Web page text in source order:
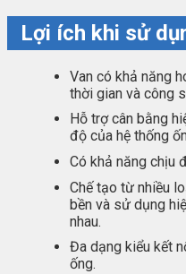
Lợi ích khi sử
Van có khả năng
thời gian và công
Hỗ trợ cân bằng
độ của hệ thống
Có khả năng chịu
Chế tạo từ nhiều
bền và sử dụng
nhau.
Đa dạng kiểu kết
ống.